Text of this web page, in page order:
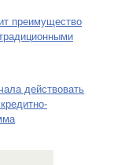
преимущество
действовать